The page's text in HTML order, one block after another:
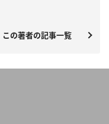
この著者の記事一覧